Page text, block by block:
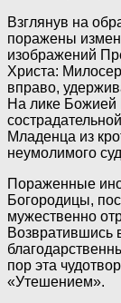
Взглянув на
поражены
изображений
Христа:
вправо,
На лике
Младенца из
неумолимого
Пораженные
Богородицы,
мужественно
Возвратившись
пор эта
«Утешением».